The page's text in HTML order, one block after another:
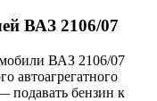
ВАЗ 2106/07
ВАЗ 2106/07
автоагрегатного
подавать бензин к